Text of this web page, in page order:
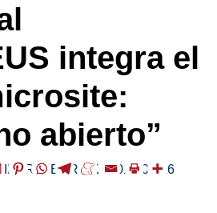
integra el
abierto”
,HERRIAK /2018-02-16